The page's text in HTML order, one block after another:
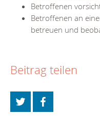
Betroffenen
Betroffenen an
betreuen und
Beitrag teilen